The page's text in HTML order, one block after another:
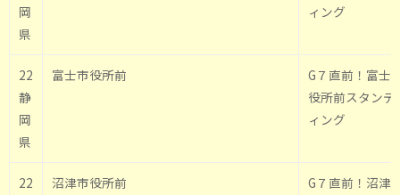
岡
県
ィング
22
静
岡
県
富士市役所前
G７直前！富士
役所前スタンデ
ィング
22
沼津市役所前
G７直前！沼津